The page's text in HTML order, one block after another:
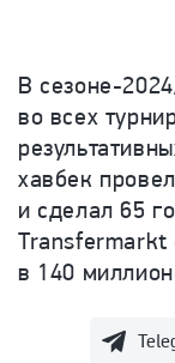
В сезоне-2024
во всех
хавбек
и сделал 65
Transfermarkt
в 140